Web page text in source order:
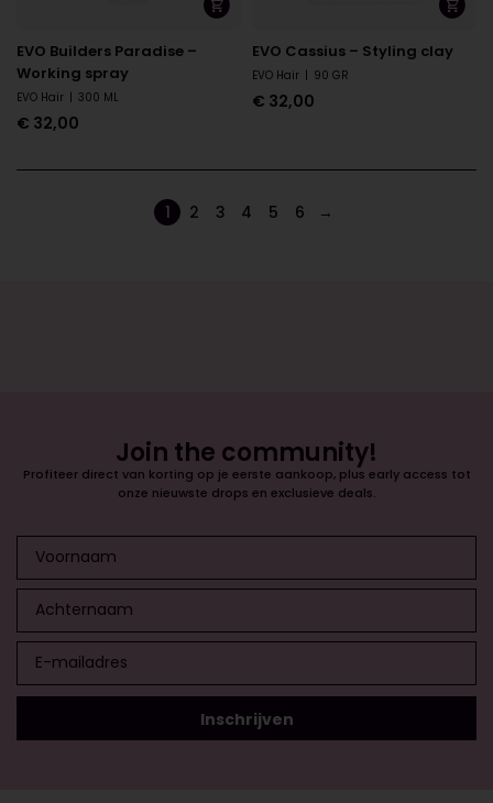
EVO Builders Paradise –
Working spray
EVO Hair | 300 ML
€ 32,00
EVO Cassius – Styling clay
EVO Hair | 90 GR
€ 32,00
1 2 3 4 5 6 →
Join the community!
Profiteer direct van korting op je eerste aankoop, plus early access tot
onze nieuwste drops en exclusieve deals.